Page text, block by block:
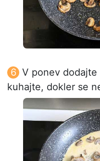
V ponev
kuhajte, dokler se